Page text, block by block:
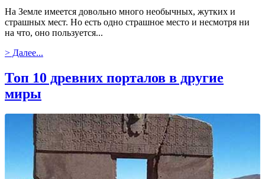
На Земле имеется довольно много необычных, жутких и
страшных мест. Но есть одно страшное место и несмотря ни
на что, оно пользуется...
> Далее...
Топ 10 древних порталов в другие
миры